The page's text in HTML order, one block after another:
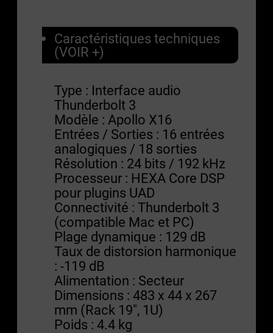
Caractéristiques techniques
(VOIR +)
Type : Interface audio
Thunderbolt 3
Modèle : Apollo X16
Entrées / Sorties : 16 entrées
analogiques / 18 sorties
Résolution : 24 bits / 192 kHz
Processeur : HEXA Core DSP
pour plugins UAD
Connectivité : Thunderbolt 3
(compatible Mac et PC)
Plage dynamique : 129 dB
Taux de distorsion harmonique
: -119 dB
Alimentation : Secteur
Dimensions : 483 x 44 x 267
mm (Rack 19″, 1U)
Poids : 4.4 kg